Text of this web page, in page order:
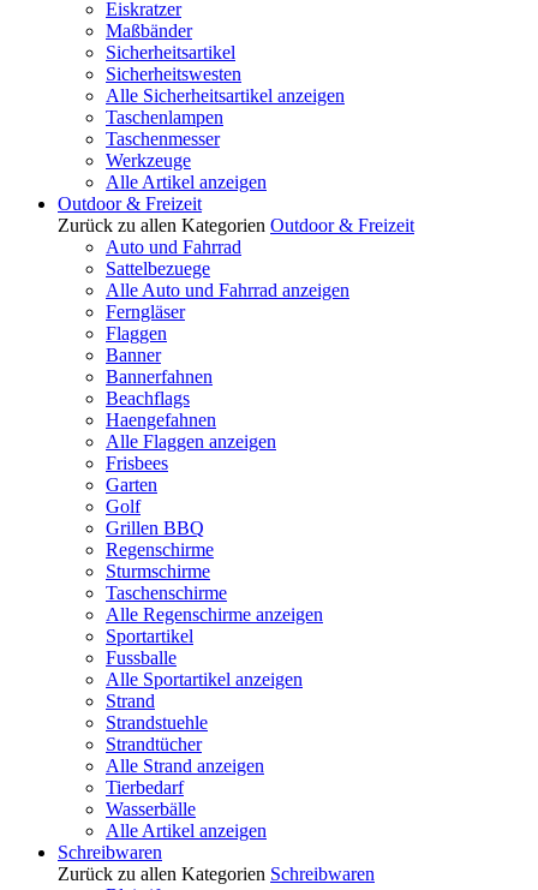
Eiskratzer
Maßbänder
Sicherheitsartikel
Sicherheitswesten
Alle Sicherheitsartikel anzeigen
Taschenlampen
Taschenmesser
Werkzeuge
Alle Artikel anzeigen
Outdoor & Freizeit
Zurück zu allen Kategorien Outdoor & Freizeit
Auto und Fahrrad
Sattelbezuege
Alle Auto und Fahrrad anzeigen
Ferngläser
Flaggen
Banner
Bannerfahnen
Beachflags
Haengefahnen
Alle Flaggen anzeigen
Frisbees
Garten
Golf
Grillen BBQ
Regenschirme
Sturmschirme
Taschenschirme
Alle Regenschirme anzeigen
Sportartikel
Fussballe
Alle Sportartikel anzeigen
Strand
Strandstuehle
Strandtücher
Alle Strand anzeigen
Tierbedarf
Wasserbälle
Alle Artikel anzeigen
Schreibwaren
Zurück zu allen Kategorien Schreibwaren